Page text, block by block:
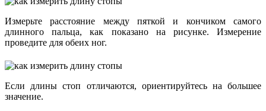
Измерьте расстояние между пяткой и кончиком самого
длинного пальца, как показано на рисунке. Измерение
проведите для обеих ног.
Если длины стоп отличаются, ориентируйтесь на большее
значение.